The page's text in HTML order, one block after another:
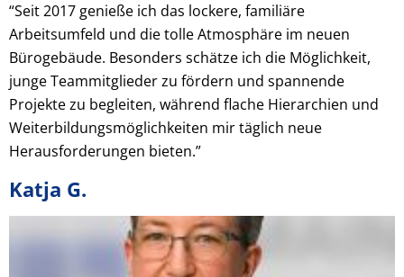
“Seit 2017 genieße ich das lockere, familiäre
Arbeitsumfeld und die tolle Atmosphäre im neuen
Bürogebäude. Besonders schätze ich die Möglichkeit,
junge Teammitglieder zu fördern und spannende
Projekte zu begleiten, während flache Hierarchien und
Weiterbildungsmöglichkeiten mir täglich neue
Herausforderungen bieten.”
Katja G.